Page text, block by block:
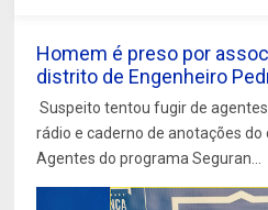
Homem é preso por
distrito de Engenheiro
Suspeito tentou fugir de
rádio e caderno de anotações
Agentes do programa Seguran...